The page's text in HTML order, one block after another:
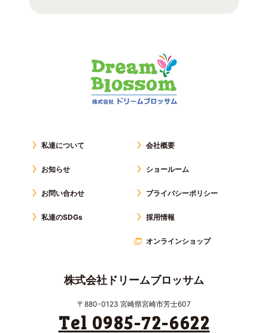
私達について
お知らせ
お問い合わせ
私達のSDGs
会社概要
ショールーム
プライバシーポリシー
採用情報
オンラインショップ
株式会社ドリームブロッサム
〒880-0123 宮崎県宮崎市芳士607
Tel 0985-72-6622